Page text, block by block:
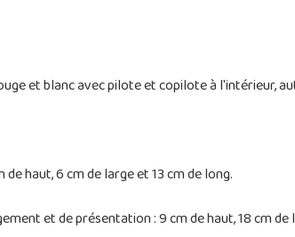
et blanc avec pilote et copilote à l'intérieur,
haut, 6 cm de large et 13 cm de long.
et de présentation : 9 cm de haut, 18 cm